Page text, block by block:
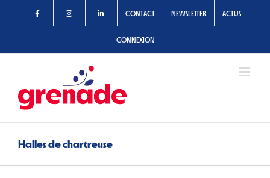
CONTACT NEWSLETTER ACTUS
CONNEXION
Halles de chartreuse